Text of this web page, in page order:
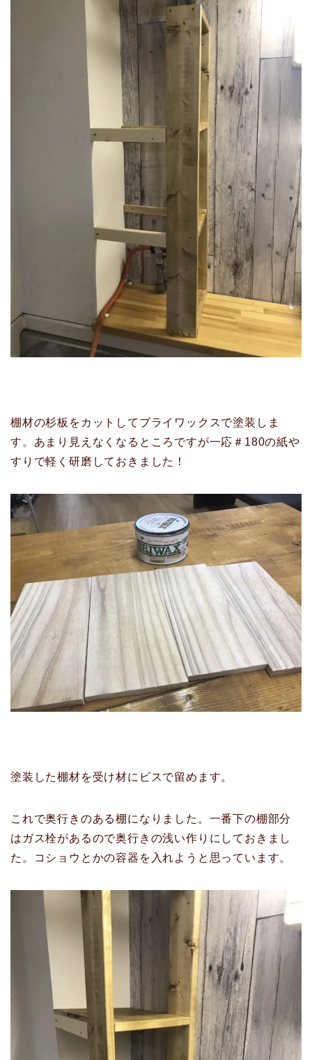
棚材の杉板をカットしてブライワックスで塗装しま
す。あまり見えなくなるところですが一応＃180の紙や
すりで軽く研磨しておきました！
塗装した棚材を受け材にビスで留めます。
これで奥行きのある棚になりました。一番下の棚部分
はガス栓があるので奥行きの浅い作りにしておきまし
た。コショウとかの容器を入れようと思っています。